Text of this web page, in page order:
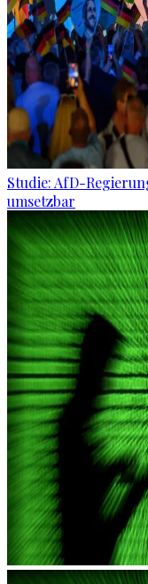
Studie: AfD-
umsetzbar